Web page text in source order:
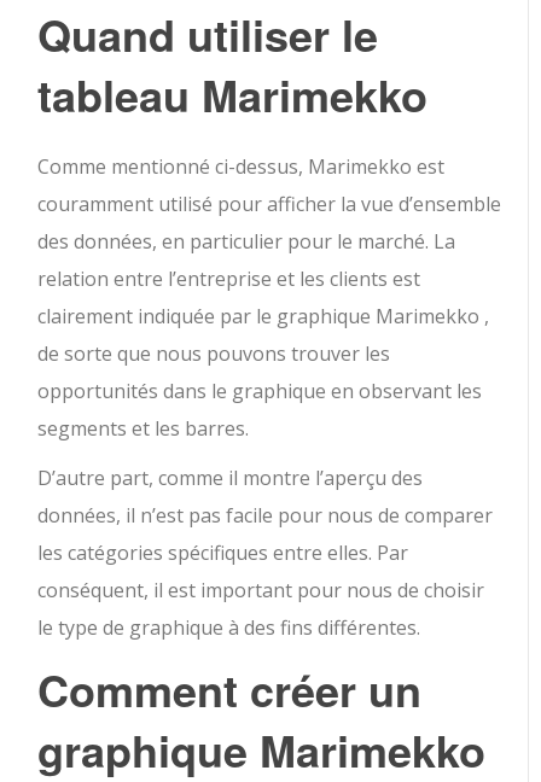
Quand utiliser le
tableau Marimekko
Comme mentionné ci-dessus, Marimekko est
couramment utilisé pour afficher la vue d’ensemble
des données, en particulier pour le marché. La
relation entre l’entreprise et les clients est
clairement indiquée par le graphique Marimekko ,
de sorte que nous pouvons trouver les
opportunités dans le graphique en observant les
segments et les barres.
D’autre part, comme il montre l’aperçu des
données, il n’est pas facile pour nous de comparer
les catégories spécifiques entre elles. Par
conséquent, il est important pour nous de choisir
le type de graphique à des fins différentes.
Comment créer un
graphique Marimekko